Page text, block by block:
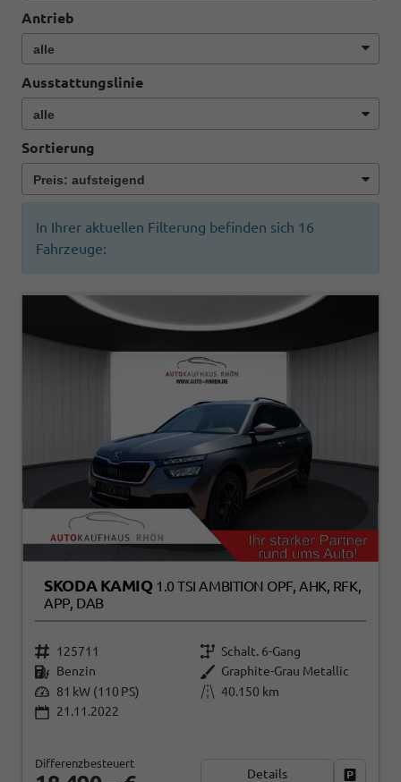
Antrieb
Ausstattungslinie
Sortierung
In Ihrer aktuellen Filterung befinden sich 16
Fahrzeuge:
SKODA KAMIQ 1.0 TSI AMBITION OPF, AHK, RFK,
APP, DAB
125711
Schalt. 6-Gang
Benzin
Graphite-Grau Metallic
81 kW (110 PS)
40.150 km
21.11.2022
Differenzbesteuert
Details